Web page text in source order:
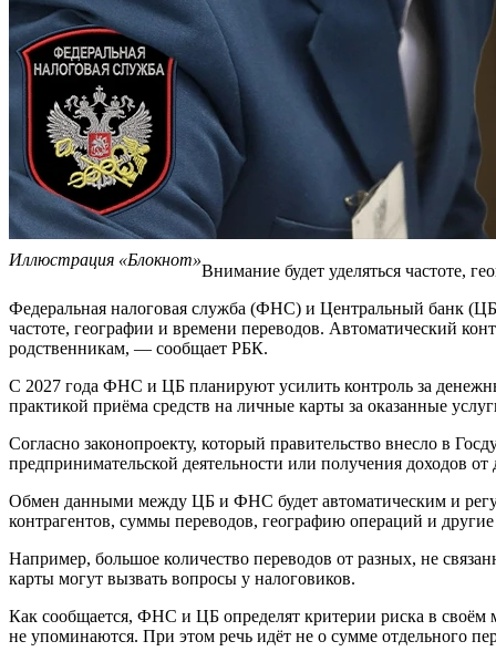
Иллюстрация «Блокнот»
Внимание будет уделяться частоте,
Федеральная налоговая служба (ФНС) и Центральный банк
частоте, географии и времени переводов. Автоматический
родственникам, — сообщает РБК.
С 2027 года ФНС и ЦБ планируют усилить контроль за
практикой приёма средств на личные карты за оказанные
Согласно законопроекту, который правительство внесло в
предпринимательской деятельности или получения доходов
Обмен данными между ЦБ и ФНС будет автоматическим и
контрагентов, суммы переводов, географию операций и
Например, большое количество переводов от разных, не
карты могут вызвать вопросы у налоговиков.
Как сообщается, ФНС и ЦБ определят критерии риска в своём
не упоминаются. При этом речь идёт не о сумме отдельного